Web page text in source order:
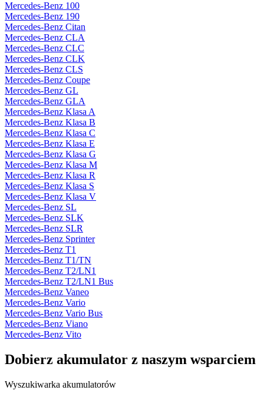
Mercedes-Benz 100
Mercedes-Benz 190
Mercedes-Benz Citan
Mercedes-Benz CLA
Mercedes-Benz CLC
Mercedes-Benz CLK
Mercedes-Benz CLS
Mercedes-Benz Coupe
Mercedes-Benz GL
Mercedes-Benz GLA
Mercedes-Benz Klasa A
Mercedes-Benz Klasa B
Mercedes-Benz Klasa C
Mercedes-Benz Klasa E
Mercedes-Benz Klasa G
Mercedes-Benz Klasa M
Mercedes-Benz Klasa R
Mercedes-Benz Klasa S
Mercedes-Benz Klasa V
Mercedes-Benz SL
Mercedes-Benz SLK
Mercedes-Benz SLR
Mercedes-Benz Sprinter
Mercedes-Benz T1
Mercedes-Benz T1/TN
Mercedes-Benz T2/LN1
Mercedes-Benz T2/LN1 Bus
Mercedes-Benz Vaneo
Mercedes-Benz Vario
Mercedes-Benz Vario Bus
Mercedes-Benz Viano
Mercedes-Benz Vito
Dobierz akumulator z naszym wsparciem
Wyszukiwarka akumulatorów